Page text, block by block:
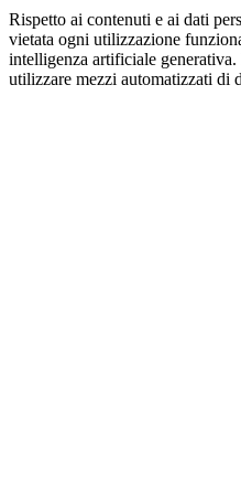
Rispetto ai contenuti e ai dati
vietata ogni utilizzazione
intelligenza artificiale
utilizzare mezzi automatizzati di